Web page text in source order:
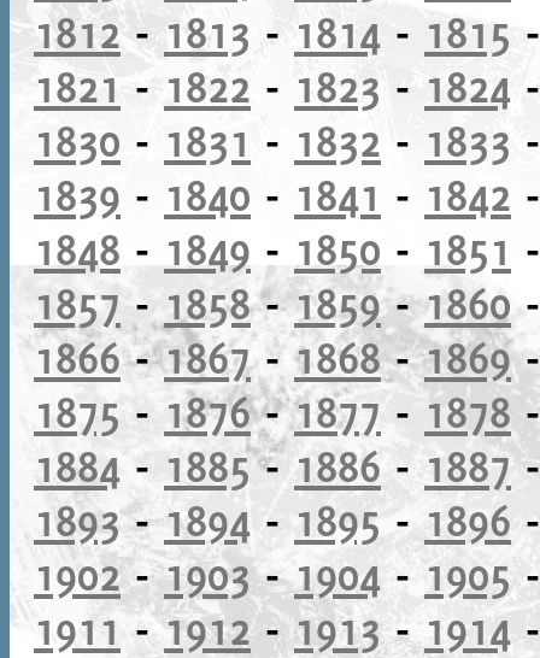
1812- 1813 - 1814 - 1815
1821 - 1822 - 1823 - 1824
1830 - 1831 - 1832 - 1833
1839 - 1840 - 1841 - 1842
1848 - 1849 - 1850 - 1851
1857 - 1858-1859-1860
1866-1867- 1868-1869
1875 - 1876-1877 - 1878
1884 - 1885-1886- 1887
1893-1894 - 1895-1896
1902-1903-1904-1905
1911 -1912-1913-1914